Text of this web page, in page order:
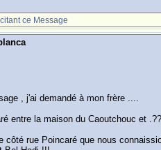
ce Message
, j'ai demandé à mon frère ....
entre la maison du Caoutchouc et
rue Poincaré que nous